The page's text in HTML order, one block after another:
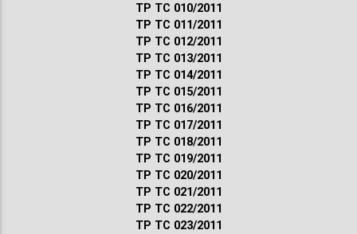
ТР ТС 010/2011
ТР ТС 011/2011
ТР ТС 012/2011
ТР ТС 013/2011
ТР ТС 014/2011
ТР ТС 015/2011
ТР ТС 016/2011
ТР ТС 017/2011
ТР ТС 018/2011
ТР ТС 019/2011
ТР ТС 020/2011
ТР ТС 021/2011
ТР ТС 022/2011
ТР ТС 023/2011